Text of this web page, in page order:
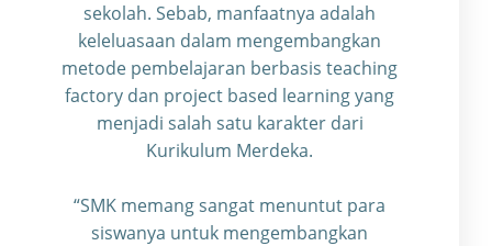
sekolah. Sebab, manfaatnya adalah
keleluasaan dalam mengembangkan
metode pembelajaran berbasis teaching
factory dan project based learning yang
menjadi salah satu karakter dari
Kurikulum Merdeka.
“SMK memang sangat menuntut para
siswanya untuk mengembangkan